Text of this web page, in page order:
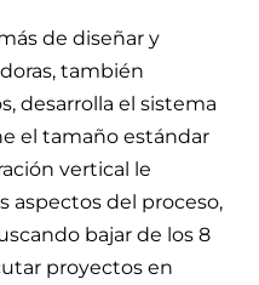
de diseñar y
también
desarrolla el sistema
el tamaño estándar
vertical le
aspectos del proceso,
bajar de los 8
proyectos en